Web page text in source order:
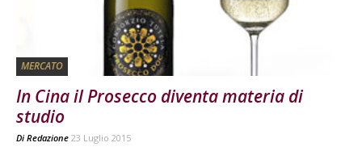
MERCATO
In Cina il Prosecco diventa materia di
studio
Di Redazione 23 Luglio 2015